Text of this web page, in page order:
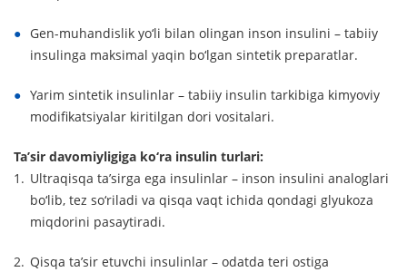
Gen-muhandislik yo‘li bilan olingan inson insulini – tabiiy
insulinga maksimal yaqin bo‘lgan sintetik preparatlar.
Yarim sintetik insulinlar – tabiiy insulin tarkibiga kimyoviy
modifikatsiyalar kiritilgan dori vositalari.
Ta’sir davomiyligiga ko‘ra insulin turlari:
Ultraqisqa ta’sirga ega insulinlar – inson insulini analoglari
bo‘lib, tez so‘riladi va qisqa vaqt ichida qondagi glyukoza
miqdorini pasaytiradi.
Qisqa ta’sir etuvchi insulinlar – odatda teri ostiga